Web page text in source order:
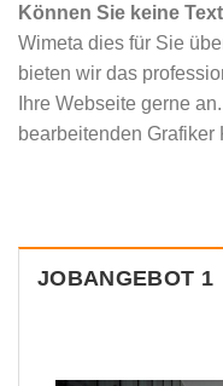
Können Sie keine
Wimeta dies für Sie
bieten wir das
Ihre Webseite gerne
bearbeitenden Grafiker
JOBANGEBOT 1